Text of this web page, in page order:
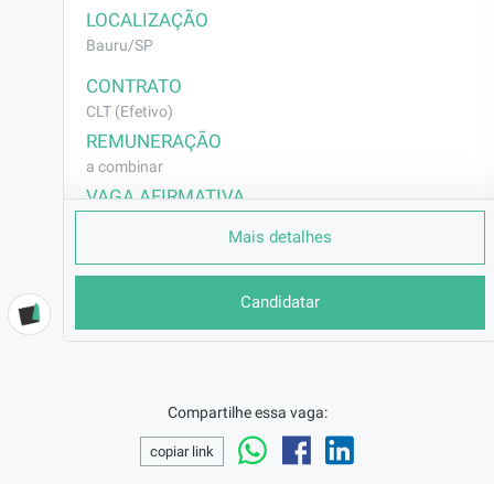
LOCALIZAÇÃO
Bauru/SP
CONTRATO
CLT (Efetivo)
REMUNERAÇÃO
a combinar
VAGA AFIRMATIVA
Outros
Vale Alimentação+ plano de saúde e odontológico
Revisar documentos fiscais de compra de
mercadorias e serviços contratados
verificando a idoneidade do documento,
Candidatar
Mais detalhes
Compartilhe essa vaga:
copiar link